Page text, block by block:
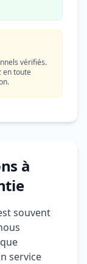
vérifiés.
en toute
à
souvent
service